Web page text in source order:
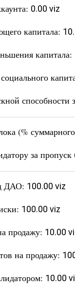
0.00 viz
капитала:
капитала:
(%
за
ДАО: 100.00 viz
100.00 viz
продажу: 10.00
на продажу:
10.00